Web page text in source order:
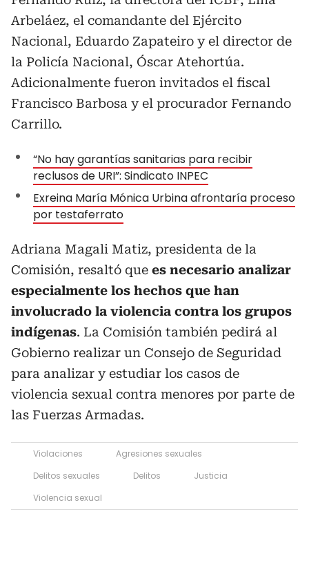
Arbeláez, el comandante del Ejército
Nacional, Eduardo Zapateiro y el director de
la Policía Nacional, Óscar Atehortúa.
Adicionalmente fueron invitados el fiscal
Francisco Barbosa y el procurador Fernando
Carrillo.
“No hay garantías sanitarias para recibir
reclusos de URI”: Sindicato INPEC
Exreina María Mónica Urbina afrontaría proceso
por testaferrato
Adriana Magali Matiz, presidenta de la
Comisión, resaltó que es necesario analizar
especialmente los hechos que han
involucrado la violencia contra los grupos
indígenas. La Comisión también pedirá al
Gobierno realizar un Consejo de Seguridad
para analizar y estudiar los casos de
violencia sexual contra menores por parte de
las Fuerzas Armadas.
Violaciones
Agresiones sexuales
Delitos sexuales
Delitos
Justicia
Violencia sexual